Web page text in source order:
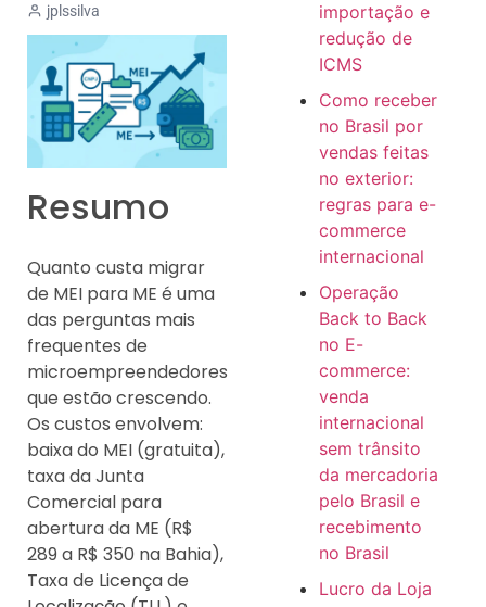
jplssilva
Resumo
Quanto custa migrar
de MEI para ME é uma
das perguntas mais
frequentes de
microempreendedores
que estão crescendo.
Os custos envolvem:
baixa do MEI (gratuita),
taxa da Junta
Comercial para
abertura da ME (R$
289 a R$ 350 na Bahia),
Taxa de Licença de
importação e
redução de
ICMS
Como receber
no Brasil por
vendas feitas
no exterior:
regras para e-
commerce
internacional
Operação
Back to Back
no E-
commerce:
venda
internacional
sem trânsito
da mercadoria
pelo Brasil e
recebimento
no Brasil
Lucro da Loja